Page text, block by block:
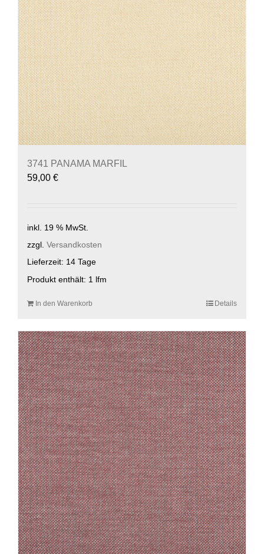
3741 PANAMA MARFIL
59,00 €
inkl. 19 % MwSt.
zzgl. Versandkosten
Lieferzeit: 14 Tage
Produkt enthält: 1 lfm
In den Warenkorb Details